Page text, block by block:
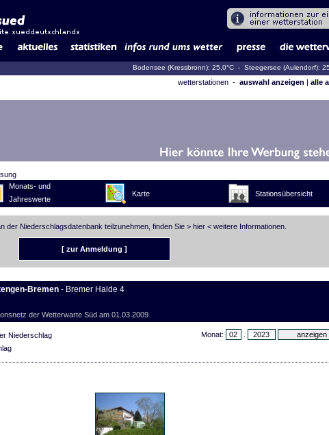
Bodensee (Kressbronn): 25,0°C - Steegersee (Aulendorf):
wetterstationen - auswahl anzeigen | alle
Monats- und
Jahreswerte
Karte Stationsübersicht
der Niederschlagsdatenbank teilzunehmen, finden Sie > hier< weitere Informationen.
[ zur Anmeldung ]
Bremen- Bremer Halde 4
der Wetterwarte Süd am 01.03.2009
Monat:
Niederschlag